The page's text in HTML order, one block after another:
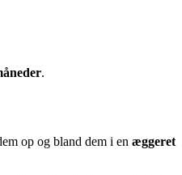
.
op og bland dem i en æggeret